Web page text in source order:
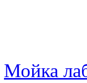
Мойка